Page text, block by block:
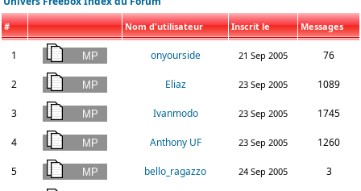
# Nom d'utilisateur Inscrit le Messages
1 onyourside 21 Sep 2005 76
2 Eliaz 23 Sep 2005 1089
3 Ivanmodo 23 Sep 2005 1745
4 Anthony UF 23 Sep 2005 1260
5 bello_ragazzo 24 Sep 2005 3